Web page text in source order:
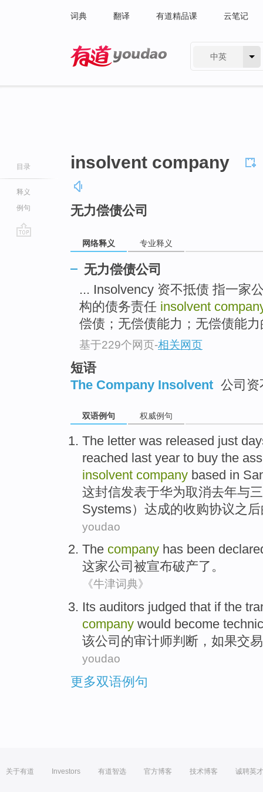
词典 翻译 有道精品课 云笔记
中英
目录
释义
例句
insolvent company
无力偿债公司
网络释义 专业释义
无力偿债公司
... Insolvency 资不抵债 指一家
构的债务责任 insolvent
偿债；无偿债能力；无偿债能
基于229个网页-相关网页
短语
The Company Insolvent 公司资
双语例句 权威例句
The letter was released just
reached last year to buy the
insolvent company based in
这封信发表于华为取消去年与
Systems） 达成的收购协议之后
youdao
The company has been
这家公司 被宣布破产了。
《牛津词典》
Its auditors judged that ifthe
company would become
该公司 的审计师判断 ， 如果交易
youdao
更多双语例句
关于有道 Investors 有道智选 官方博客 技术博客 诚聘英才